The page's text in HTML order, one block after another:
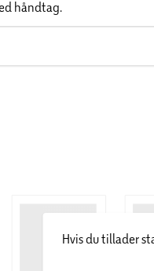
håndtag.
Hvis du tillader